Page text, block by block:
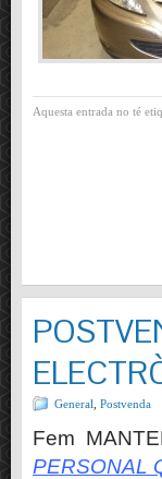
Aquesta entrada no té
General Postvenda
Fem
PERSONAL